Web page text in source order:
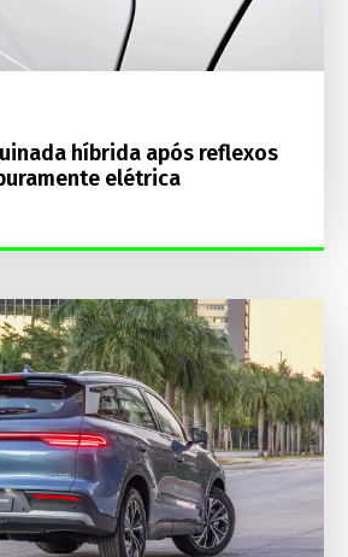
híbrida após reflexos
elétrica